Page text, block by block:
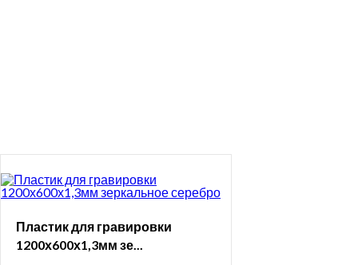
Пластик для гравировки
1200х600х1,3мм зе...